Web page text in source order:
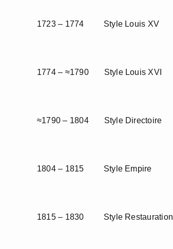
1723 – 1774 Style Louis XV
1774 – ≈1790 Style Louis XVI
≈1790 – 1804 Style Directoire
1804 – 1815 Style Empire
1815 – 1830 Style Restauration